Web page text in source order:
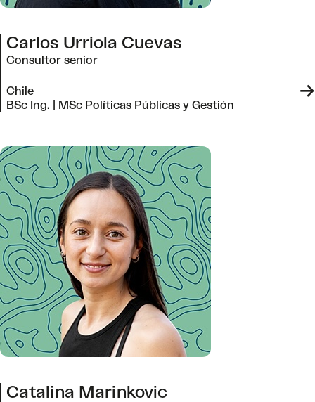
Carlos Urriola Cuevas
Consultor senior
Chile
BSc Ing. | MSc Políticas Públicas y Gestión
->
Catalina Marinkovic